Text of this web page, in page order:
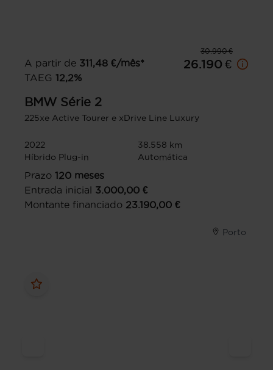
30.990 €
A partir de 311,48 €/mês*
TAEG 12,2%
26.190 €
BMW Série 2
225xe Active Tourer e xDrive Line Luxury
2022
38.558 km
Híbrido Plug-in
Automática
Prazo 120 meses
Entrada inicial 3.000,00 €
Montante financiado 23.190,00 €
Porto